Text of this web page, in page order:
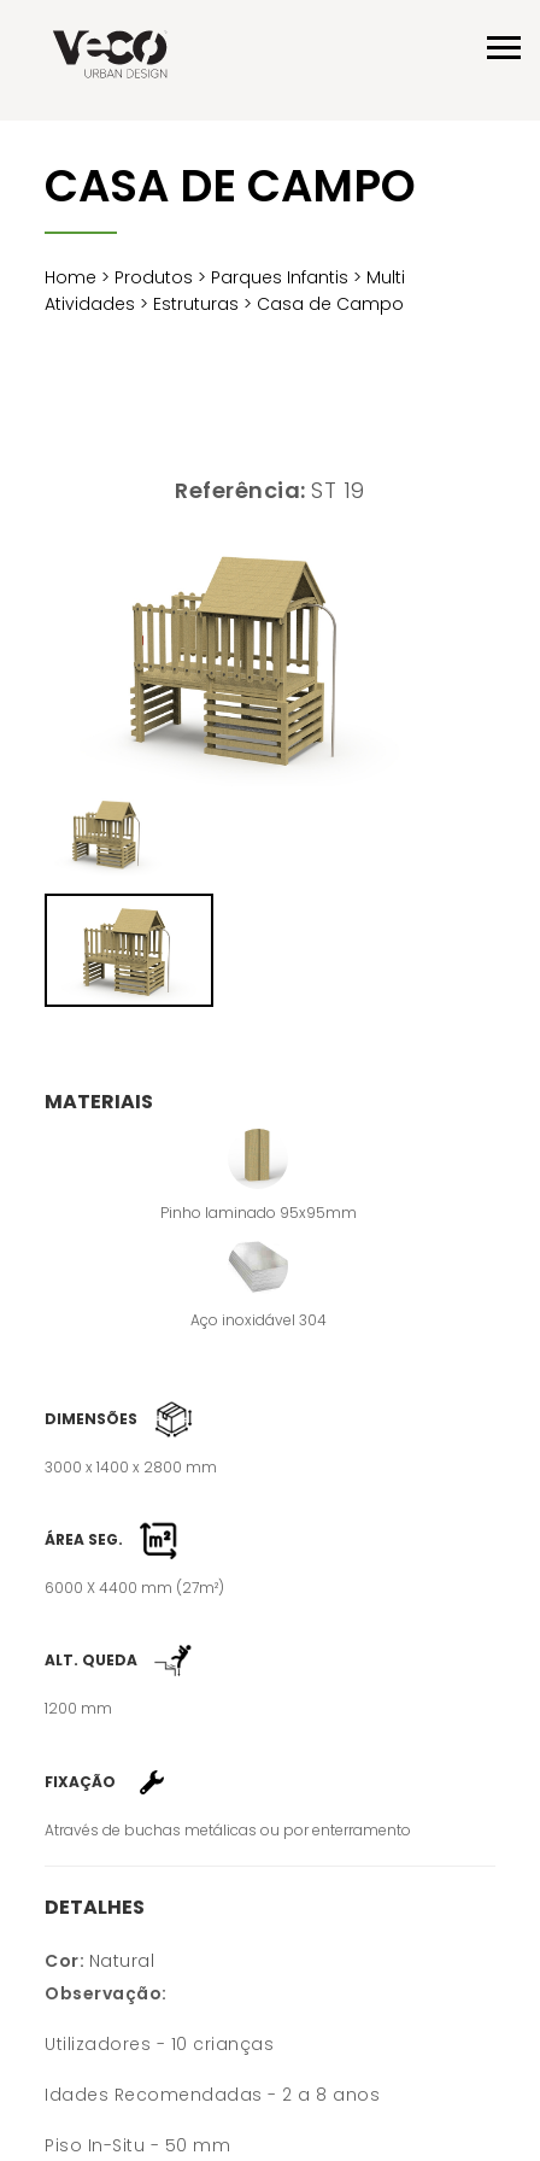
CASA DE CAMPO
Home > Produtos > Parques Infantis > Multi
Atividades > Estruturas > Casa de Campo
Referência:ST 19
MATERIAIS
Pinho laminado 95x95mm
Aço inoxidável 304
DIMENSÕES
3000 x 1400 x 2800 mm
ÁREA SEG.
6000 X 4400 mm (27m²)
ALT. QUEDA
1200 mm
FIXAÇÃO
Através de buchas metálicas ou por enterramento
DETALHES
Cor: Natural
Observação:
Utilizadores - 10 crianças
Idades Recomendadas - 2 a 8 anos
Piso In-Situ - 50 mm